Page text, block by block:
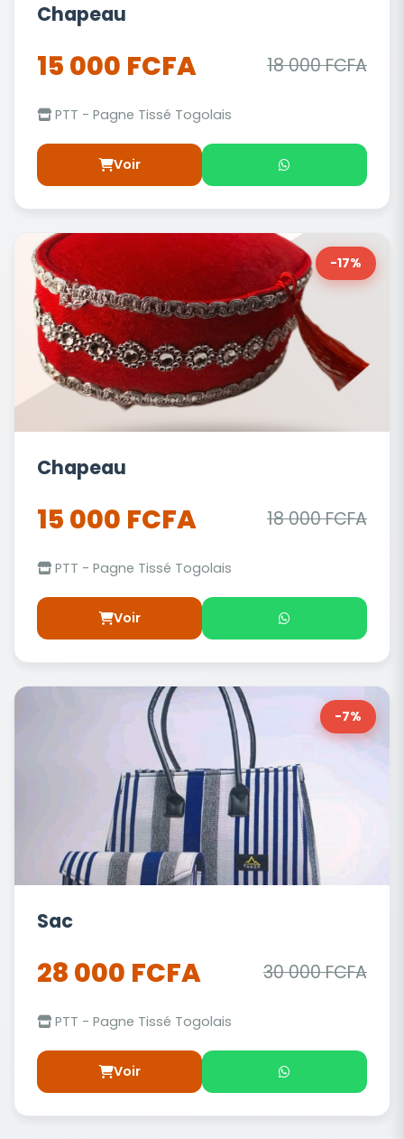
Chapeau
15 000 FCFA 18 000 FCFA
PTT - Pagne Tissé Togolais
Voir
-17%
Chapeau
15 000 FCFA 18 000 FCFA
PTT - Pagne Tissé Togolais
Voir
-7%
Sac
28 000 FCFA 30 000 FCFA
PTT - Pagne Tissé Togolais
Voir